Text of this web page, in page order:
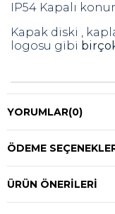
IP54 Kapalı
Kapak diski ,
logosu gibi
YORUMLAR(0)
ÖDEME
ÜRÜN ÖNERILERI